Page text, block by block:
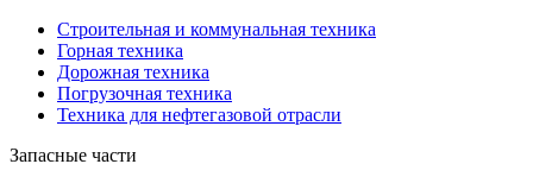
Строительная и коммунальная техника
Горная техника
Дорожная техника
Погрузочная техника
Техника для нефтегазовой отрасли
Запасные части